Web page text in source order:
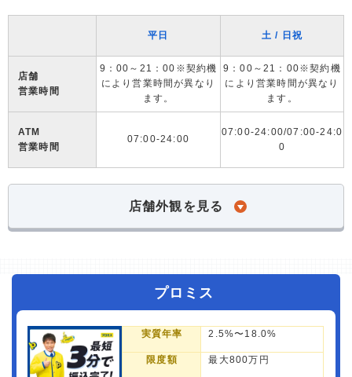
平日 土 / 日祝
店舗
営業時間
9：00～21：00※契約機
により営業時間が異なり
ます。
9：00～21：00※契約機
により営業時間が異なり
ます。
ATM
営業時間
07:00-24:00
07:00-24:00/07:00-24:0
0
店舗外観を見る
プロミス
実質年率 2.5%〜18.0%
限度額 最大800万円